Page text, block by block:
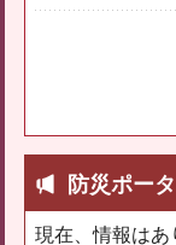
防災ポー
現在、情報はあ